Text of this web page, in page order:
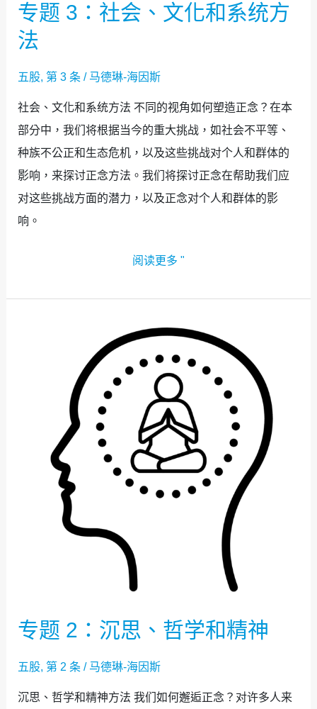
专题 3：社会、文化和系统方
法
五股, 第 3 条/ 马德琳-海因斯
社会、文化和系统方法 不同的视角如何塑造正念？在本
部分中，我们将根据当今的重大挑战，如社会不平等、
种族不公正和生态危机，以及这些挑战对个人和群体的
影响，来探讨正念方法。我们将探讨正念在帮助我们应
对这些挑战方面的潜力，以及正念对个人和群体的影
响。
阅读更多 "
专题 2：沉思、哲学和精神
五股, 第 2 条/ 马德琳-海因斯
沉思、哲学和精神方法 我们如何邂逅正念？对许多人来
2：
思、
哲
学
和